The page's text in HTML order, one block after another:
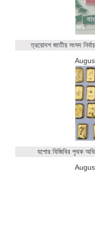
ত্রয়োদশ জাতীয় সংসদ
যশোর বিজিবির পৃথক